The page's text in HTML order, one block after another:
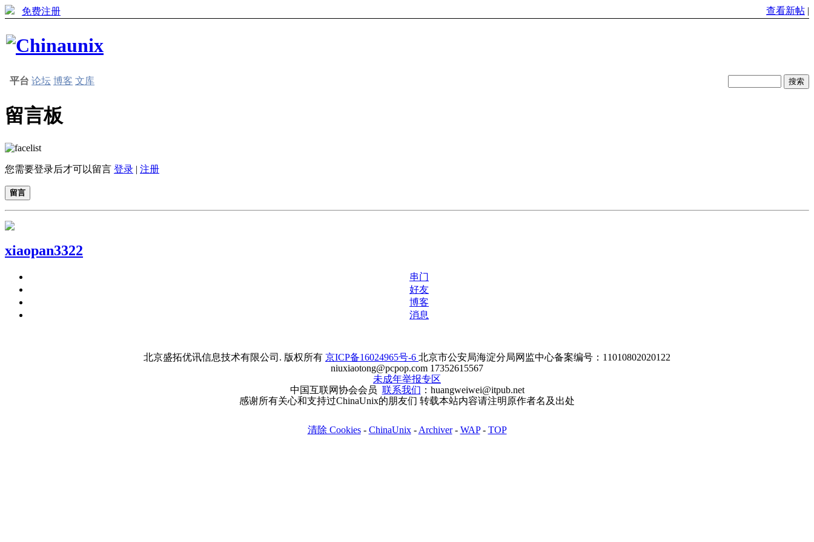
免费注册 查看新帖 |
平台 论坛 博客 文库
留言板
您需要登录后才可以留言 登录 | 注册
留言
xiaopan3322
串门
好友
博客
消息
北京盛拓优讯信息技术有限公司. 版权所有 京ICP备16024965号-6 北京市公安局海淀分局网监中心备案编号：11010802020122
niuxiaotong@pcpop.com 17352615567
未成年举报专区
中国互联网协会会员 联系我们 ：huangweiwei@itpub.net
感谢所有关心和支持过ChinaUnix的朋友们 转载本站内容请注明原作者名及出处
清除 Cookies- ChinaUnix- Archiver- WAP- TOP